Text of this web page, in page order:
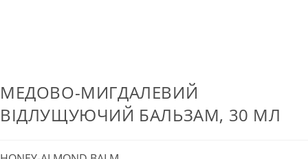
МЕДОВО-МИГДАЛЕВИЙ
ВІДЛУЩУЮЧИЙ БАЛЬЗАМ, 30 МЛ